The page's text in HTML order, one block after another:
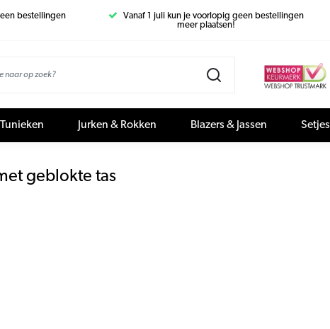
bestellingen
Vanaf 1 juli kun je voorlopig geen bestellingen
meer plaatsen!
Jurken & Rokken Blazers & Jassen Setjes
geblokte tas